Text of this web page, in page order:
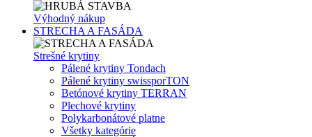
Výhodný nákup
STRECHA A FASÁDA
Strešné krytiny
Pálené krytiny Tondach
Pálené krytiny swissporTON
Betónové krytiny TERRAN
Plechové krytiny
Polykarbonátové platne
Všetky kategórie